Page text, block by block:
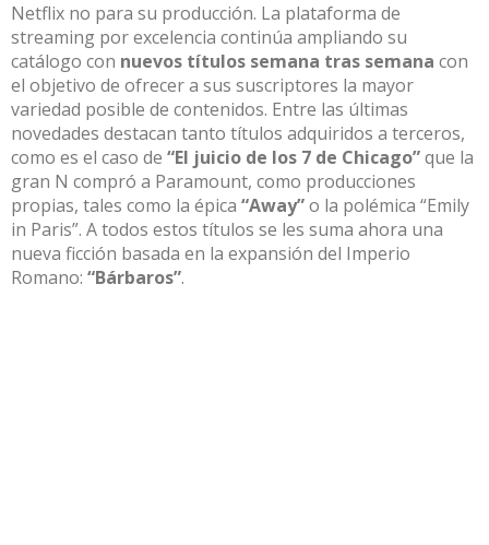
Netflix no para su producción. La plataforma de
streaming por excelencia continúa ampliando su
catálogo con nuevos títulos semana tras semana con
el objetivo de ofrecer a sus suscriptores la mayor
variedad posible de contenidos. Entre las últimas
novedades destacan tanto títulos adquiridos a terceros,
como es el caso de “El juicio de los 7 de Chicago”que la
gran N compró a Paramount, como producciones
propias, tales como la épica “Away”o la polémica “Emily
in Paris”. A todos estos títulos se les suma ahora una
nueva ficción basada en la expansión del Imperio
Romano: “Bárbaros”.